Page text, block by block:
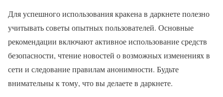
Для успешного использования кракена в даркнете полезно
учитывать советы опытных пользователей. Основные
рекомендации включают активное использование средств
безопасности, чтение новостей о возможных изменениях в
сети и следование правилам анонимности. Будьте
внимательны к тому, что вы делаете в даркнете.